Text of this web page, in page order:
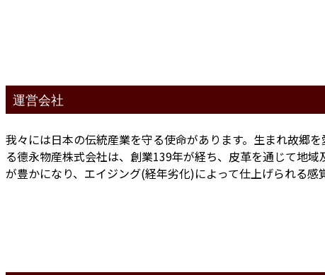
運営会社
我々には日本の伝統産業を守る使命があります。生まれ故郷
る德永物産株式会社は、創業139年が経ち、皮革を通じて地
が豊かになり、エイジング(経年劣化)によって仕上げられる感